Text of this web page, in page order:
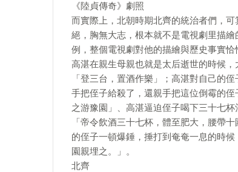
《陸貞傳奇》劇照
而實際上，北朝時期北齊的統治者們，
絕，胸無大志，根本就不是電視劇里描
例，整個電視劇對他的描繪與歷史事實恰
高湛在親生母親也就是太后逝世的時候
「登三台，置酒作樂」；高湛對自己的
手把侄子給殺了，還親手把這位倒霉的
之游豫園」、高湛逼迫侄子喝下三十七
「帝令飲酒三十七杯，體至肥大，腰帶
的侄子一頓爆錘，捶打到奄奄一息的時
園親埋之。」。
北齊